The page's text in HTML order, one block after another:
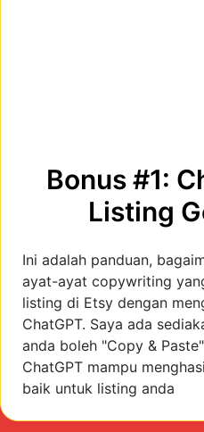
Bonus #1:
Listing
Ini adalah panduan,
ayat-ayat copywriting
listing di Etsy dengan
ChatGPT. Saya ada
anda boleh "Copy &
ChatGPT mampu
baik untuk listing anda